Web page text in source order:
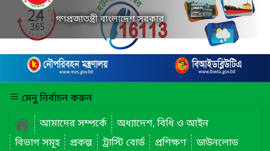
গণপ্রজাতন্ত্রী বাংলাদেশ সরকার
মেনু নির্বাচন করুন
আমাদের সম্পর্কে
অধ্যাদেশ, বিধি ও আইন
বিভাগ সমূহ
প্রকল্প ট্রাস্টি বোর্ড প্রশিক্ষণ
ডাউনলোড